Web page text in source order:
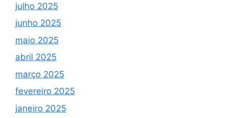
julho 2025
junho 2025
maio 2025
abril 2025
março 2025
fevereiro 2025
janeiro 2025